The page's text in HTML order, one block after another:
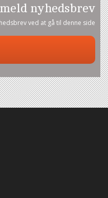
nyhedsbrev
ved at gå til denne side